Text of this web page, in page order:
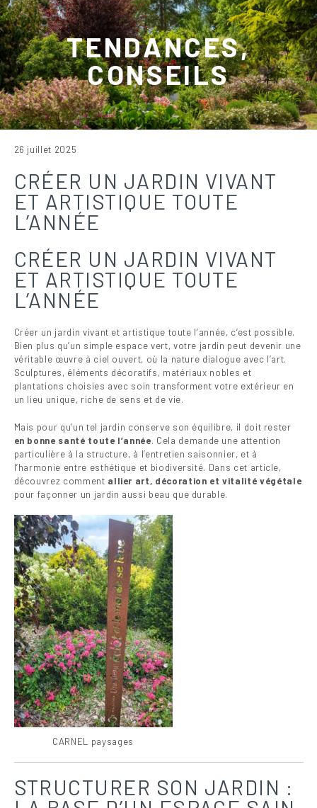
TENDANCES,
CONSEILS
26 juillet 2025
CRÉER UN JARDIN VIVANT
ET ARTISTIQUE TOUTE
L’ANNÉE
CRÉER UN JARDIN VIVANT
ET ARTISTIQUE TOUTE
L’ANNÉE
Créer un jardin vivant et artistique toute l’année, c’est possible.
Bien plus qu’un simple espace vert, votre jardin peut devenir une
véritable œuvre à ciel ouvert, où la nature dialogue avec l’art.
Sculptures, éléments décoratifs, matériaux nobles et
plantations choisies avec soin transforment votre extérieur en
un lieu unique, riche de sens et de vie.
Mais pour qu’un tel jardin conserve son équilibre, il doit rester
en bonne santé toute l’année. Cela demande une attention
particulière à la structure, à l’entretien saisonnier, et à
l’harmonie entre esthétique et biodiversité. Dans cet article,
découvrez comment allier art, décoration et vitalité végétale
pour façonner un jardin aussi beau que durable.
CARNEL paysages
STRUCTURER SON JARDIN :